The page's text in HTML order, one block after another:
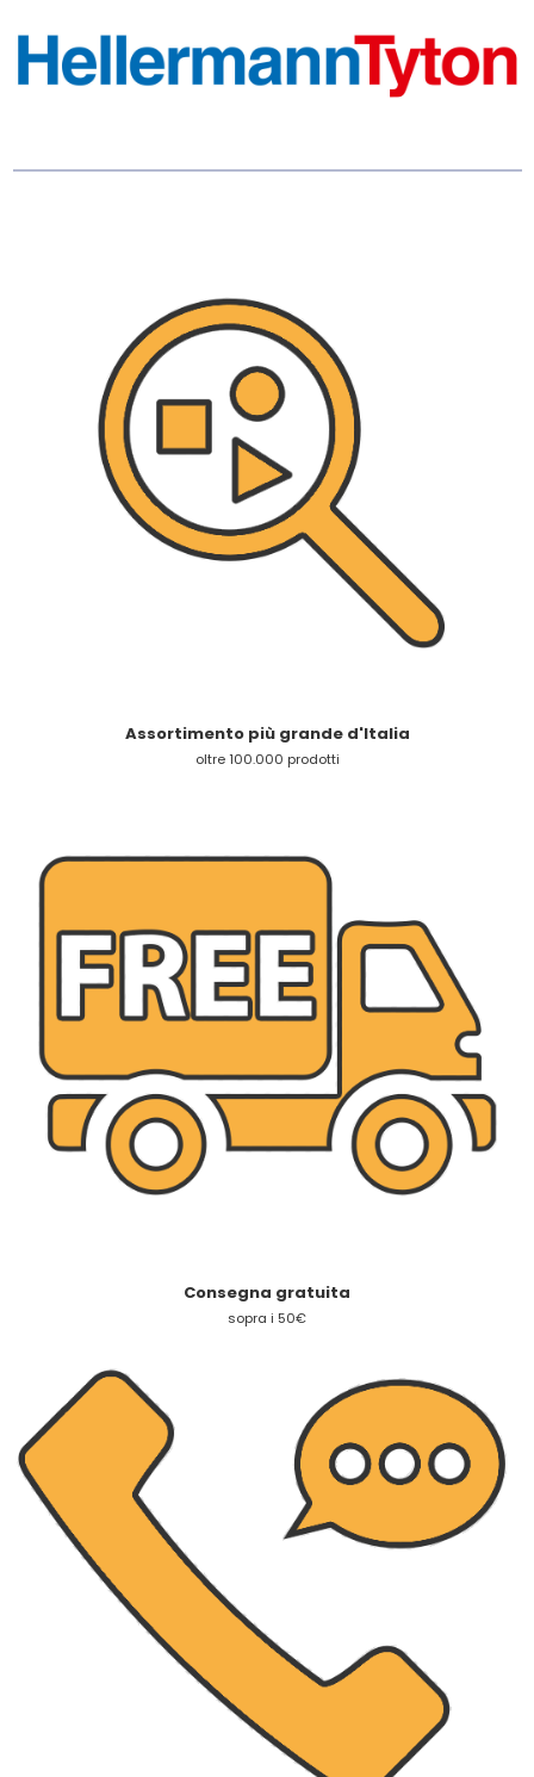
Assortimento più grande d'Italia
oltre 100.000 prodotti
Consegna gratuita
sopra i 50€